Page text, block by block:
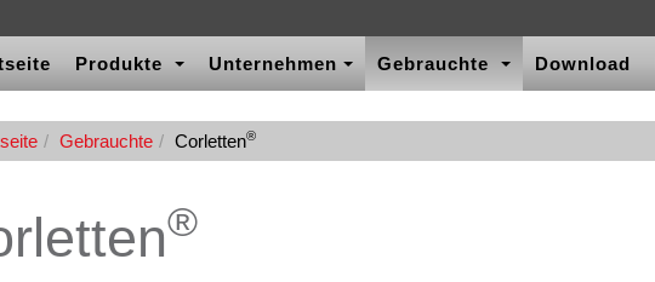
Produkte Unternehmen Gebrauchte Download
Gebrauchte Corletten®
®